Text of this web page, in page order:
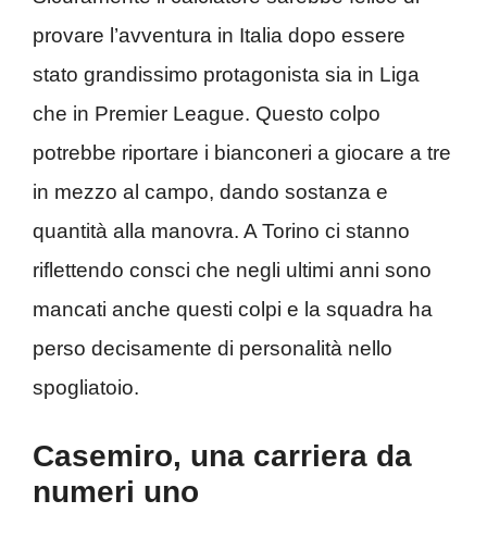
provare l’avventura in Italia dopo essere
stato grandissimo protagonista sia in Liga
che in Premier League. Questo colpo
potrebbe riportare i bianconeri a giocare a tre
in mezzo al campo, dando sostanza e
quantità alla manovra. A Torino ci stanno
riflettendo consci che negli ultimi anni sono
mancati anche questi colpi e la squadra ha
perso decisamente di personalità nello
spogliatoio.
Casemiro, una carriera da
numeri uno